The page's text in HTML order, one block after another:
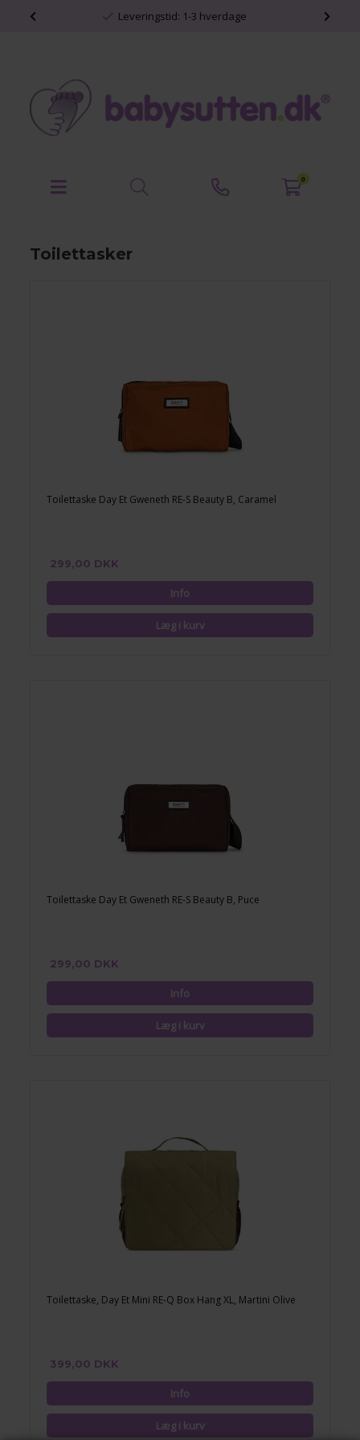
Leveringstid: 1-3 hverdage
0
Toilettasker
Toilettaske Day Et Gweneth RE-S Beauty B, Caramel
299,00 DKK
Toilettaske Day Et Gweneth RE-S Beauty B, Puce
299,00 DKK
Toilettaske, Day Et Mini RE-Q Box Hang XL, Martini Olive
399,00 DKK